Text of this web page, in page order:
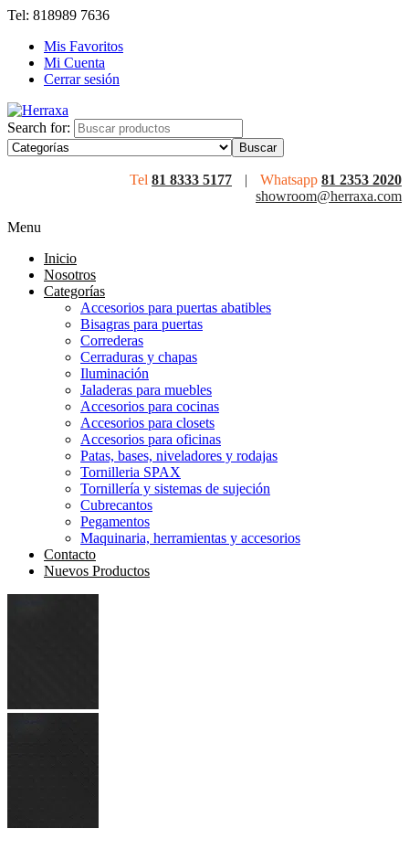
Tel: 818989 7636
Mis Favoritos
Mi Cuenta
Cerrar sesión
Search for:
Tel 81 8333 5177 | Whatsapp 81 2353 2020
showroom@herraxa.com
Menu
Inicio
Nosotros
Categorías
Accesorios para puertas abatibles
Bisagras para puertas
Correderas
Cerraduras y chapas
Iluminación
Jaladeras para muebles
Accesorios para cocinas
Accesorios para closets
Accesorios para oficinas
Patas, bases, niveladores y rodajas
Tornilleria SPAX
Tornillería y sistemas de sujeción
Cubrecantos
Pegamentos
Maquinaria, herramientas y accesorios
Contacto
Nuevos Productos